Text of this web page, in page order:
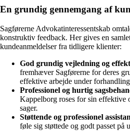
En grundig gennemgang af
Sagførerne Advokatinteressentskab
konstruktiv feedback. Her gives en
kundeanmeldelser fra tidligere klienter:
God grundig vejledning og
fremhæver Sagførerne for deres
effektive arbejde under
Professionel og hurtig
Kappelborg roses for sin effektive
sager.
Støttende og professionel
føle sig støttede og godt passet på